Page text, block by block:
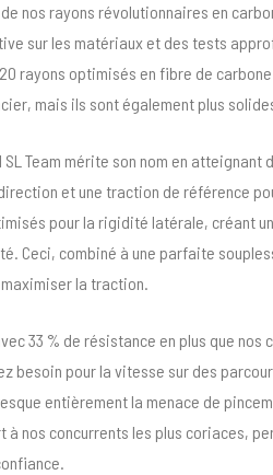
nos rayons révolutionnaires en
sur les matériaux et des tests
rayons optimisés en fibre de
mais ils sont également plus
SL Team mérite son nom en
et une traction de référence
pour la rigidité latérale, créant
Ceci, combiné à une parfaite
la traction.
: avec 33 % de résistance en plus que
besoin pour la vitesse sur des
entièrement la menace de
à nos concurrents les plus coriaces,